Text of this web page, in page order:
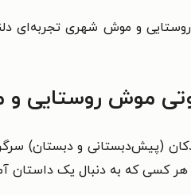
و موش شهری تجربه‌ای
موش روستایی و
(پیش‌دبستانی و دبستان)
که به دنبال یک داستان